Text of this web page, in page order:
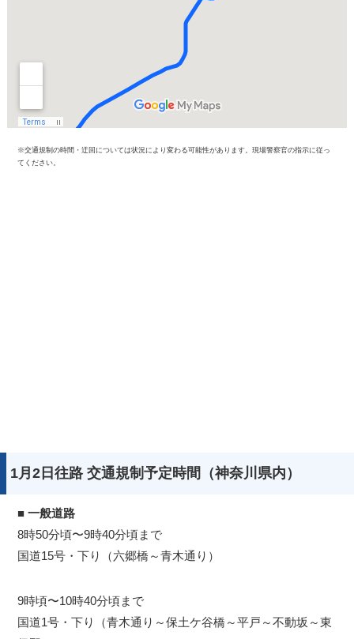
※交通規制の時間・迂回については状況により変わる可能性があります。現場警察官の指示に従っ
てください。
1月2日往路 交通規制予定時間（神奈川県内）
■一般道路
8時50分頃〜9時40分頃まで
国道15号・下り（六郷橋～青木通り）
9時頃〜10時40分頃まで
国道1号・下り（青木通り～保土ケ谷橋～平戸～不動坂～東